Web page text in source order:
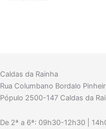
Caldas da Rainha
Rua Columbano Bordalo
Pópulo 2500-147 Caldas da
De 2ª a 6ª: 09h30-12h30 |